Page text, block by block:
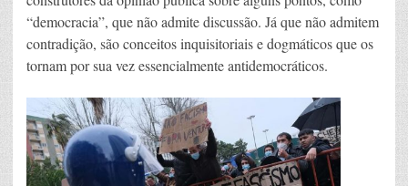
“democracia”, que não admite discussão. Já que não admitem
contradição, são conceitos inquisitoriais e dogmáticos que os
tornam por sua vez essencialmente antidemocráticos.